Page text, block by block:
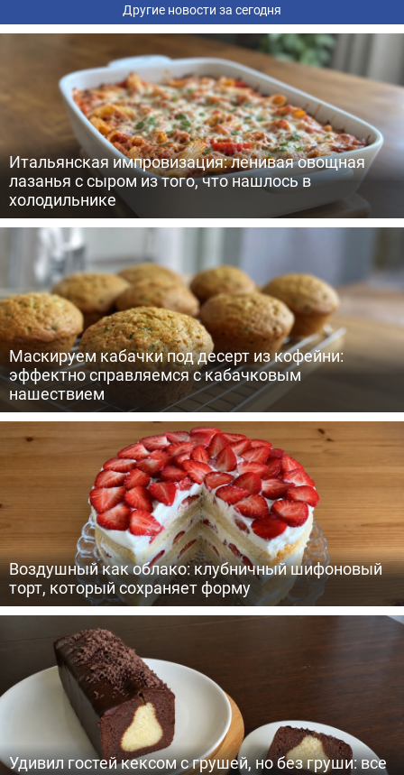
Другие новости за сегодня
Итальянская импровизация: ленивая овощная
лазанья с сыром из того, что нашлось в
холодильнике
Маскируем кабачки под десерт из кофейни:
эффектно справляемся с кабачковым
нашествием
Воздушный как облако: клубничный шифоновый
торт, который сохраняет форму
Удивил гостей кексом с грушей, но без груши: все